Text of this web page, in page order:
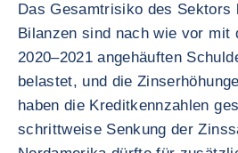
Das Gesamtrisiko des Sektors
Bilanzen sind nach wie vor mit
2020–2021 angehäuften
belastet, und die
haben die Kreditkennzahlen
schrittweise Senkung der